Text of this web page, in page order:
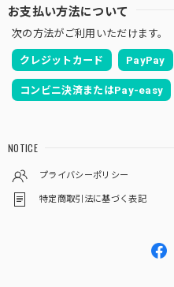
お支払い方法について
次の方法がご利用いただけます。
クレジットカード PayPay
コンビニ決済またはPay-easy
NOTICE
プライバシーポリシー
特定商取引法に基づく表記